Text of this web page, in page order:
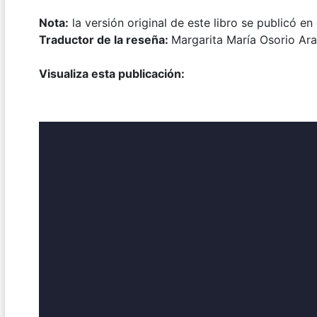
Nota: la versión original de este libro se publicó en
Traductor de la reseña: Margarita María Osorio
Visualiza esta publicación: